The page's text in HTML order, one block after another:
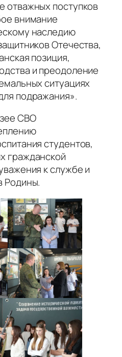
отважных поступков
внимание
наследию
Отечества,
позиция,
и преодоление
ситуациях
подражания».
СВО
студентов,
гражданской
к службе и
Родины.